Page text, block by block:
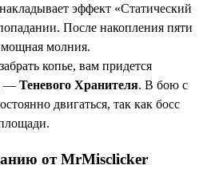
эффект «Статический
После накопления пяти
мощная молния.
копье, вам придется
— Теневого Хранителя. В бою с
двигаться, так как босс
от MrMisclicker